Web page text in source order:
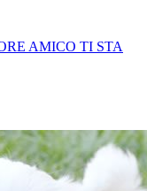
AMICO TI STA